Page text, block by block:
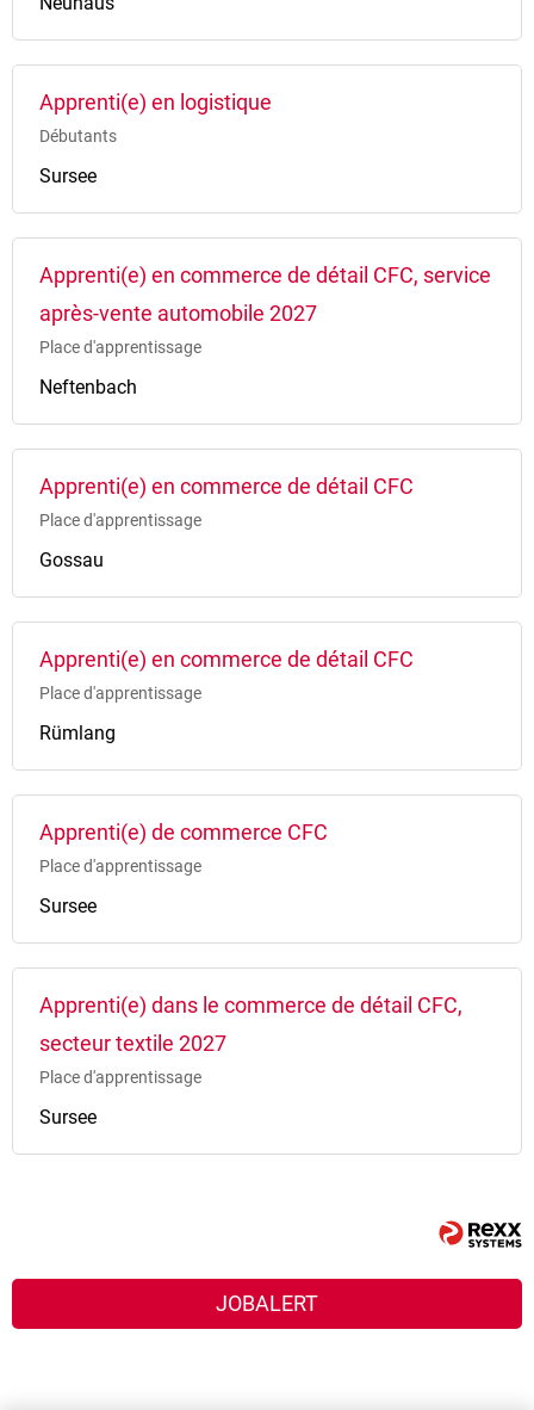
Apprenti(e) en logistique
Débutants
Sursee
Apprenti(e) en commerce de détail CFC, service
après-vente automobile 2027
Place d'apprentissage
Neftenbach
Apprenti(e) en commerce de détail CFC
Place d'apprentissage
Gossau
Apprenti(e) en commerce de détail CFC
Place d'apprentissage
Rümlang
Apprenti(e) de commerce CFC
Place d'apprentissage
Sursee
Apprenti(e) dans le commerce de détail CFC,
secteur textile 2027
Place d'apprentissage
Sursee
JOBALERT